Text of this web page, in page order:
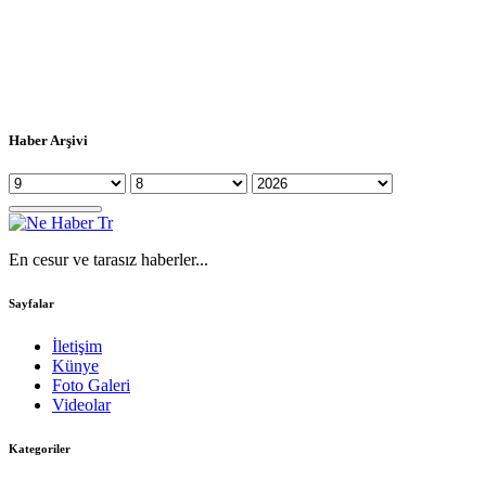
Haber Arşivi
En cesur ve tarasız haberler...
Sayfalar
İletişim
Künye
Foto Galeri
Videolar
Kategoriler